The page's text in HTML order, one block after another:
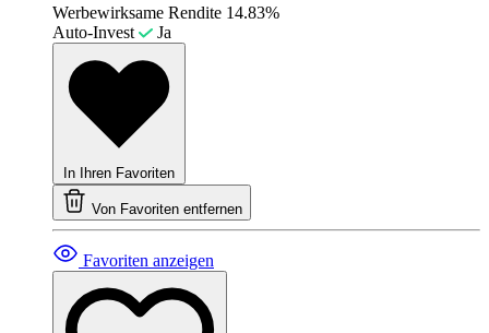
Werbewirksame Rendite 14.83%
Auto-Invest
Ja
In Ihren Favoriten
Von Favoriten entfernen
Favoriten anzeigen